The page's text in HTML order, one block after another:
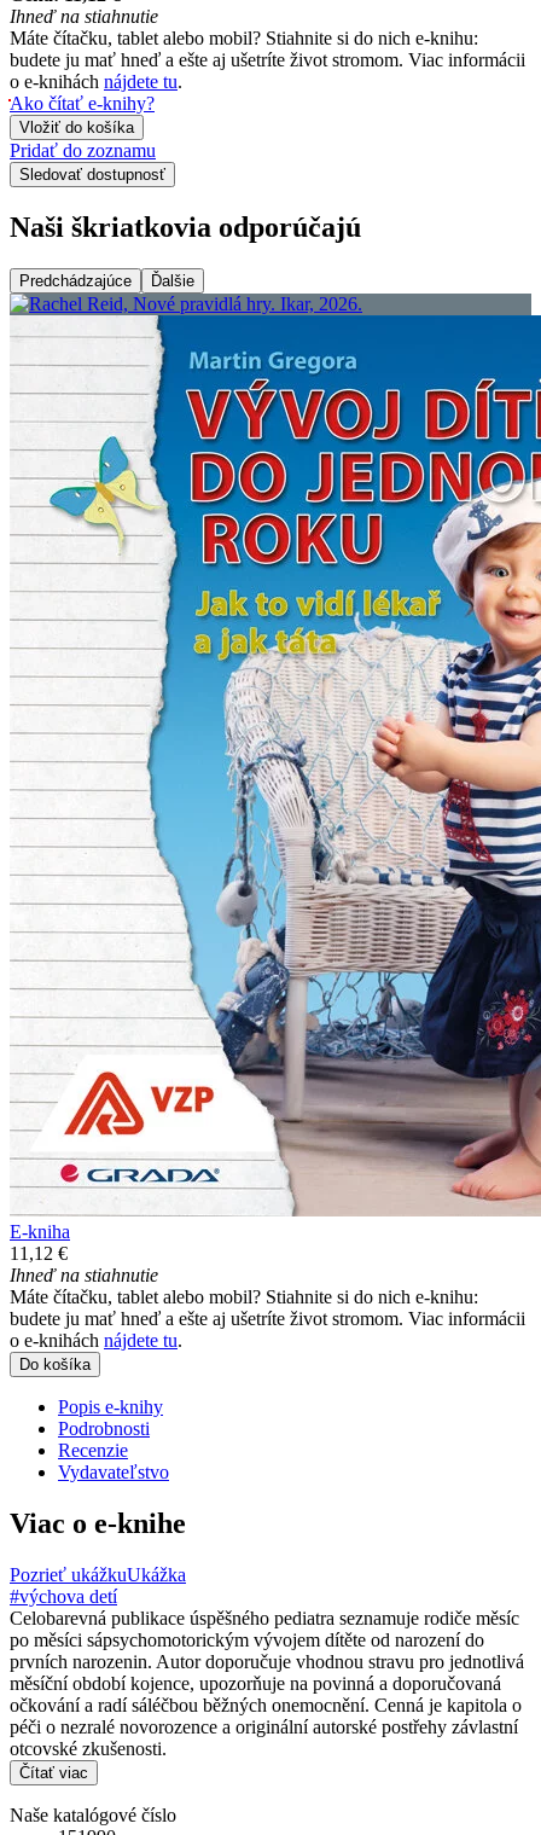
Ihneď na stiahnutie
Máte čítačku, tablet alebo mobil? Stiahnite si do nich e-knihu:
budete ju mať hneď a ešte aj ušetríte život stromom. Viac informácii
o e-knihách nájdete tu.
Ako čítať e-knihy?
Vložiť do košíka
Pridať do zoznamu
Sledovať dostupnosť
Naši škriatkovia odporúčajú
Predchádzajúce Ďalšie
E-kniha
11,12 €
Ihneď na stiahnutie
Máte čítačku, tablet alebo mobil? Stiahnite si do nich e-knihu:
budete ju mať hneď a ešte aj ušetríte život stromom. Viac informácii
o e-knihách nájdete tu.
Do košíka
Popis e-knihy
Podrobnosti
Recenzie
Vydavateľstvo
Viac o e-knihe
Pozrieť ukážkuUkážka
#výchova detí
Celobarevná publikace úspěšného pediatra seznamuje rodiče měsíc
po měsíci sápsychomotorickým vývojem dítěte od narození do
prvních narozenin. Autor doporučuje vhodnou stravu pro jednotlivá
měsíční období kojence, upozorňuje na povinná a doporučovaná
očkování a radí sáléčbou běžných onemocnění. Cenná je kapitola o
péči o nezralé novorozence a originální autorské postřehy závlastní
otcovské zkušenosti.
Čítať viac
Naše katalógové číslo